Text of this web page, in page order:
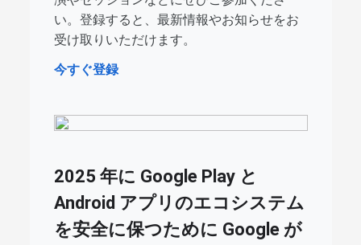
い。登録すると、最新情報やお知らせをお
受け取りいただけます。
今すぐ登録
2025 年に Google Play と
Android アプリのエコシステム
を安全に保つために Google が